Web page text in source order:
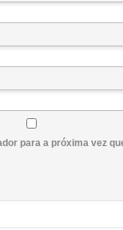
para a próxima vez